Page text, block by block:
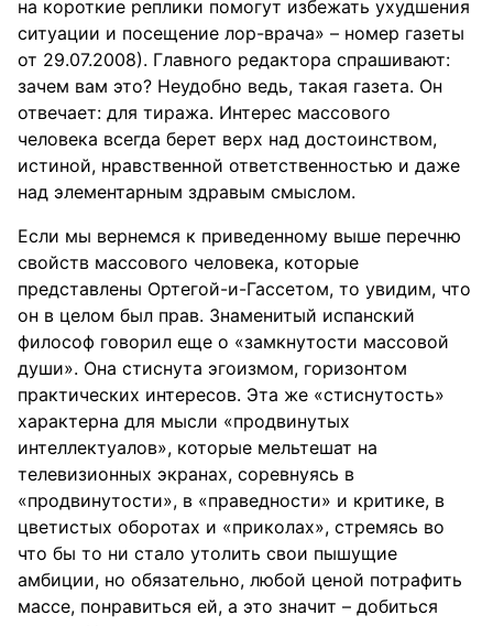
на короткие реплики помогут избежать ухудшения
ситуации и посещение лор-врача» – номер газеты
от 29.07.2008). Главного редактора спрашивают:
зачем вам это? Неудобно ведь, такая газета. Он
отвечает: для тиража. Интерес массового
человека всегда берет верх над достоинством,
истиной, нравственной ответственностью и даже
над элементарным здравым смыслом.
Если мы вернемся к приведенному выше перечню
свойств массового человека, которые
представлены Ортегой-и-Гассетом, то увидим, что
он в целом был прав. Знаменитый испанский
философ говорил еще о «замкнутости массовой
души». Она стиснута эгоизмом, горизонтом
практических интересов. Эта же «стиснутость»
характерна для мысли «продвинутых
интеллектуалов», которые мельтешат на
телевизионных экранах, соревнуясь в
«продвинутости», в «праведности» и критике, в
цветистых оборотах и «приколах», стремясь во
что бы то ни стало утолить свои пышущие
амбиции, но обязательно, любой ценой потрафить
массе, понравиться ей, а это значит – добиться